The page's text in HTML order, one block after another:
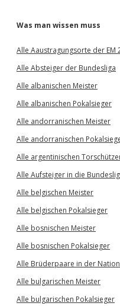
Was man wissen muss
Alle Aaustragungsorte der EM
Alle Absteiger der Bundesliga
Alle albanischen Meister
Alle albanischen Pokalsieger
Alle andorranischen Meister
Alle andorranischen
Alle argentinischen
Alle Aufsteiger in die
Alle belgischen Meister
Alle belgischen Pokalsieger
Alle bosnischen Meister
Alle bosnischen Pokalsieger
Alle Brüderpaare in der
Alle bulgarischen Meister
Alle bulgarischen Pokalsieger